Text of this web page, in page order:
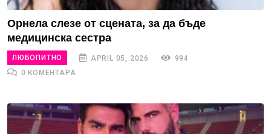
Орнела слезе от сцената, за да бъде
медицинска сестра
ЛЮБОПИТНО APRIL 05, 2026
994
0 КОМЕНТАРА